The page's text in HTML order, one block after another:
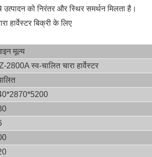
को निरंतर और स्थिर समर्थन मिलता है।
मूल्य
2800A स्व-चालित चारा हार्वेस्टर